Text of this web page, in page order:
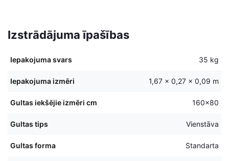
Izstrādājuma īpašības
Iepakojuma svars 35 kg
Iepakojuma izmēri 1,67 × 0,27 × 0,09 m
Gultas iekšējie izmēri cm 160×80
Gultas tips Vienstāva
Gultas forma Standarta